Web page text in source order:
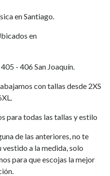
en Santiago.
en
- 406 San Joaquín.
con tallas desde 2XS
para todas las tallas y estilo
de las anteriores, no te
a la medida, solo
para que escojas la mejor